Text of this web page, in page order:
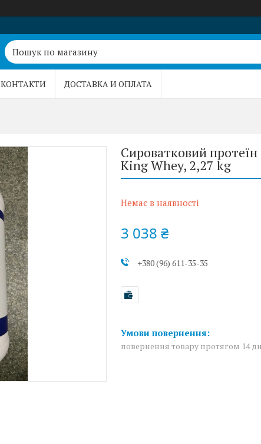
КОНТАКТИ ДОСТАВКА И ОПЛАТА
Сироватковий
King Whey, 2,27 kg
Немає в наявності
3 038 ₴
+380 (96) 611-35-35
повернення товару протягом 14